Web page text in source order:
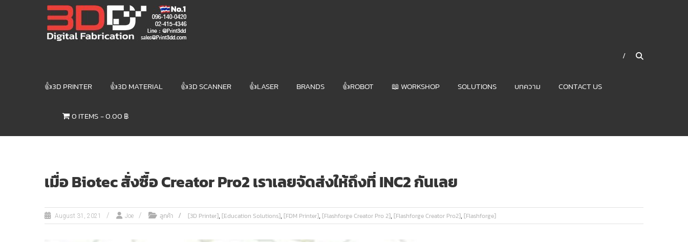
3DD DIGITAL
FABRICATION
3D Printer |
👍3D PRINTER 👍3D MATERIAL 👍3D SCANNER 👍LASER BRANDS 👍ROBOT 📖 WORKSHOP SOLUTIONS บทความ CONTACT US
0 ITEMS 0.00 ฿
เมื่อ Biotec สั่งซื้อ Creator Pro2 เราเลยจัดส่งให้ถึงที่ INC2 กันเลย
August 31, 2021 Joe ลูกค้า [3D Printer],[Education Solutions],[FDM Printer],[Flashforge Creator Pro 2],[Flashforge Creator Pro2],[Flashforge]